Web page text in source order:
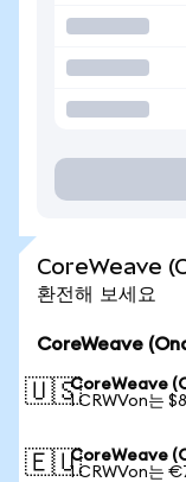
CoreWeave
환전해 보세요
CoreWeave
🇺🇸CoreWeave
1 CRWVon는
🇪🇺CoreWeave
1 CRWVon는